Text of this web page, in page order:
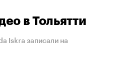
в Тольятти
Iskra записали на